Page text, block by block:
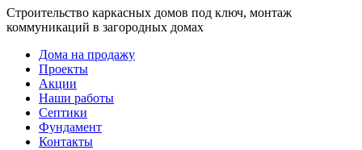
Строительство каркасных домов под ключ, монтаж
коммуникаций в загородных домах
Дома на продажу
Проекты
Акции
Наши работы
Септики
Фундамент
Контакты